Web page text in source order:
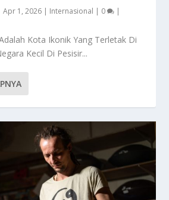
Apr 1, 2026 | Internasional | 0 |
Kota Ikonik Yang Terletak Di
Kecil Di Pesisir...